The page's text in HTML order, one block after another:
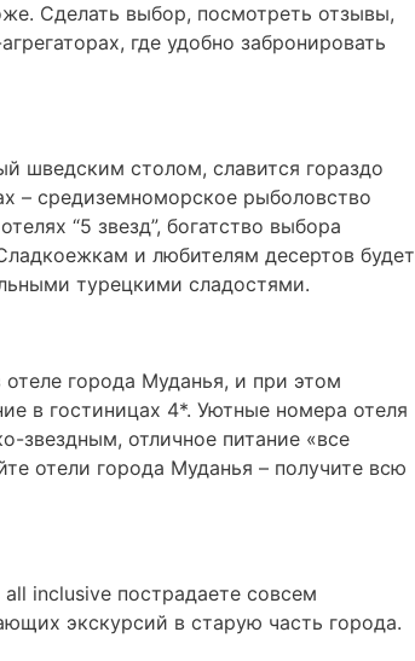
Сделать выбор, посмотреть отзывы,
где удобно забронировать
шведским столом, славится гораздо
– средиземноморское рыболовство
“5 звезд”, богатство выбора
и любителям десертов будет
турецкими сладостями.
города Муданья, и при этом
в гостиницах 4*. Уютные номера отеля
звездным, отличное питание «все
отели города Муданья – получите всю
inclusive пострадаете совсем
экскурсий в старую часть города.